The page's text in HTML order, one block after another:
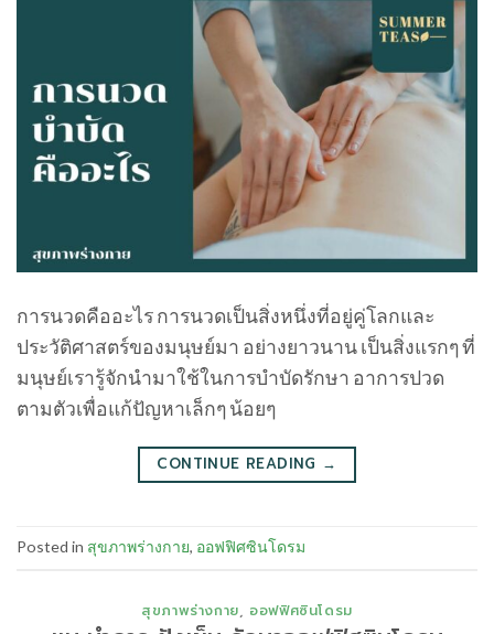
การนวดคืออะไร การนวดเป็นสิ่งหนึ่งที่อยู่คู่โลกและ
ประวัติศาสตร์ของมนุษย์มา อย่างยาวนาน เป็นสิ่งแรกๆ ที่
มนุษย์เรารู้จักนํามาใช้ในการบําบัดรักษา อาการปวด
ตามตัวเพื่อแก้ปัญหาเล็กๆ น้อยๆ
CONTINUE READING →
Posted in สุขภาพร่างกาย, ออฟฟิศซินโดรม
สุขภาพร่างกาย, ออฟฟิศซินโดรม